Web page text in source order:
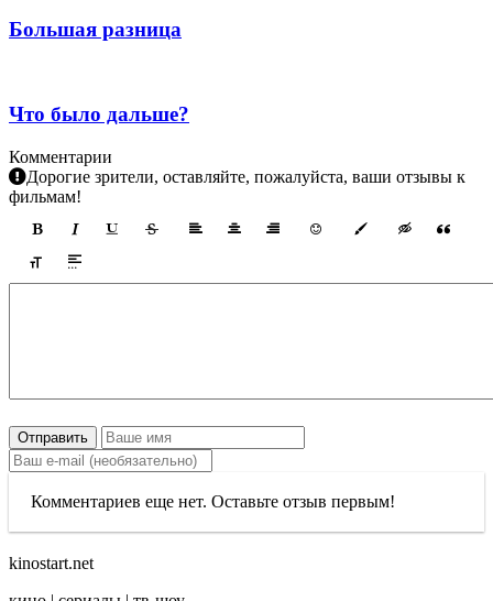
Большая разница
Что было дальше?
Комментарии
Дорогие зрители, оставляйте, пожалуйста, ваши отзывы к
фильмам!
Отправить
Комментариев еще нет. Оставьте отзыв первым!
kinostart.net